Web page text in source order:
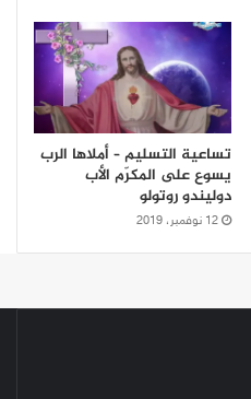
تساعية التسليم – أملاها الرب
يسوع على المكرّم الأب
دوليندو روتولو
12 نوفمبر، 2019